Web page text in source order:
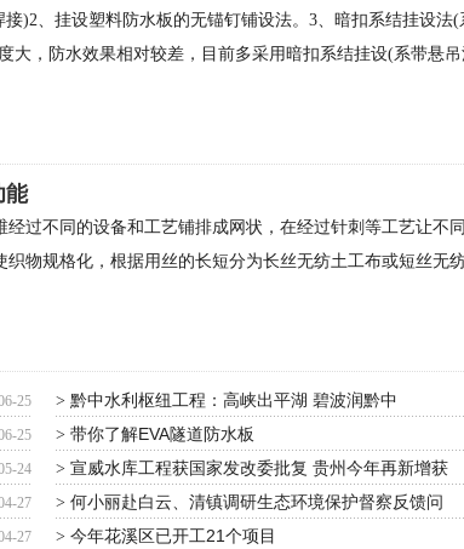
)2、挂设塑料防水板的无锚钉铺设法。3、暗扣系结挂设法(
大，防水效果相对较差，目前多采用暗扣系结挂设(系带悬
能
经过不同的设备和工艺铺排成网状，在经过针刺等工艺让不
织物规格化，根据用丝的长短分为长丝无纺土工布或短丝无
25 > 黔中水利枢纽工程：高峡出平湖 碧波润黔中
25 > 带你了解EVA隧道防水板
24 > 宣威水库工程获国家发改委批复 贵州今年再新增获
27 > 何小丽赴白云、清镇调研生态环境保护督察反馈问
27 > 今年花溪区已开工21个项目